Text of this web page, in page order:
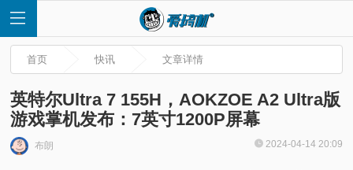
首
首页 快讯 文章详情
英特尔Ultra 7 155H，AOKZOE A2 Ultra版
游戏掌机发布：7英寸1200P屏幕
布朗 2024-04-14 20:09